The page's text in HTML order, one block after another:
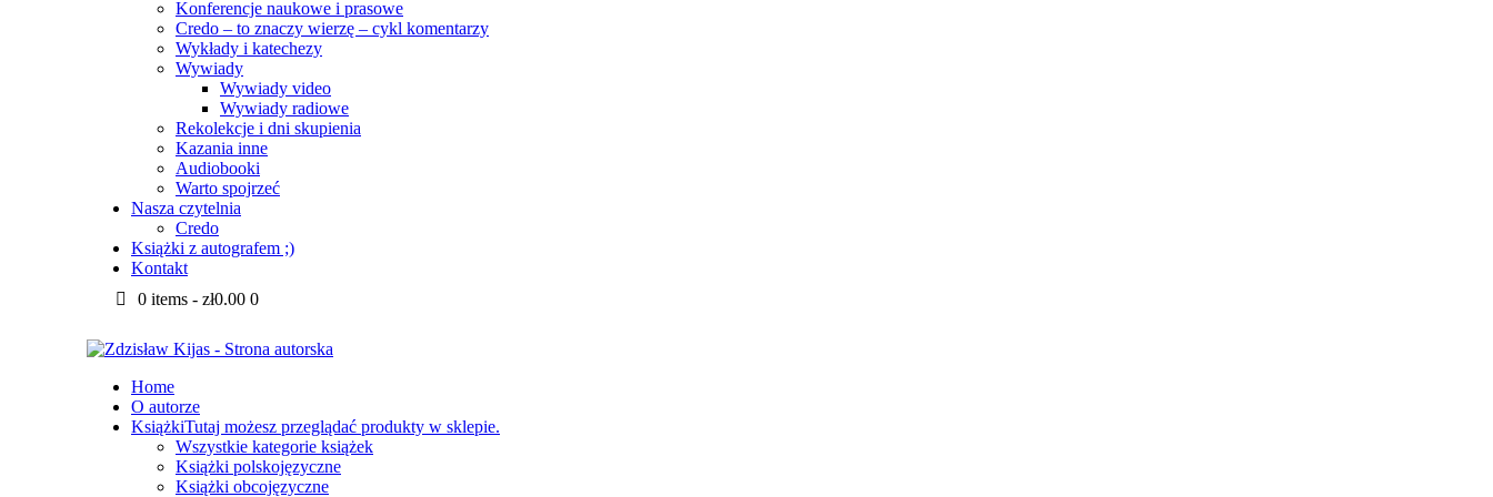
Konferencje naukowe i prasowe
Credo – to znaczy wierzę – cykl komentarzy
Wykłady i katechezy
Wywiady
Wywiady video
Wywiady radiowe
Rekolekcje i dni skupienia
Kazania inne
Audiobooki
Warto spojrzeć
Nasza czytelnia
Credo
Książki z autografem ;)
Kontakt
0 items -zł0.00 0
Home
O autorze
KsiążkiTutaj możesz przeglądać produkty w sklepie.
Wszystkie kategorie książek
Książki polskojęzyczne
Książki obcojęzyczne